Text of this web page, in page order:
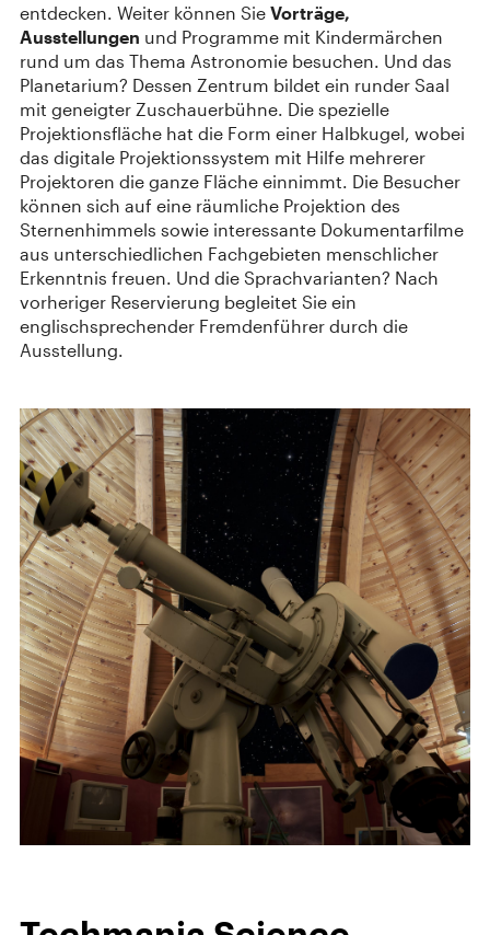
entdecken. Weiter können Sie Vorträge,
Ausstellungen und Programme mit Kindermärchen
rund um das Thema Astronomie besuchen. Und das
Planetarium? Dessen Zentrum bildet ein runder Saal
mit geneigter Zuschauerbühne. Die spezielle
Projektionsfläche hat die Form einer Halbkugel, wobei
das digitale Projektionssystem mit Hilfe mehrerer
Projektoren die ganze Fläche einnimmt. Die Besucher
können sich auf eine räumliche Projektion des
Sternenhimmels sowie interessante Dokumentarfilme
aus unterschiedlichen Fachgebieten menschlicher
Erkenntnis freuen. Und die Sprachvarianten? Nach
vorheriger Reservierung begleitet Sie ein
englischsprechender Fremdenführer durch die
Ausstellung.